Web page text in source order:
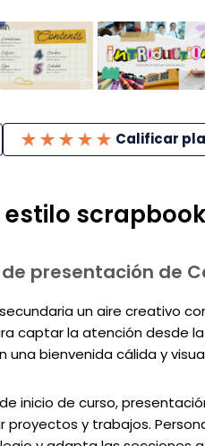
Calificar
presentación de
un aire creativo
captar la atención desde
bienvenida cálida y
inicio de curso,
proyectos y trabajos.